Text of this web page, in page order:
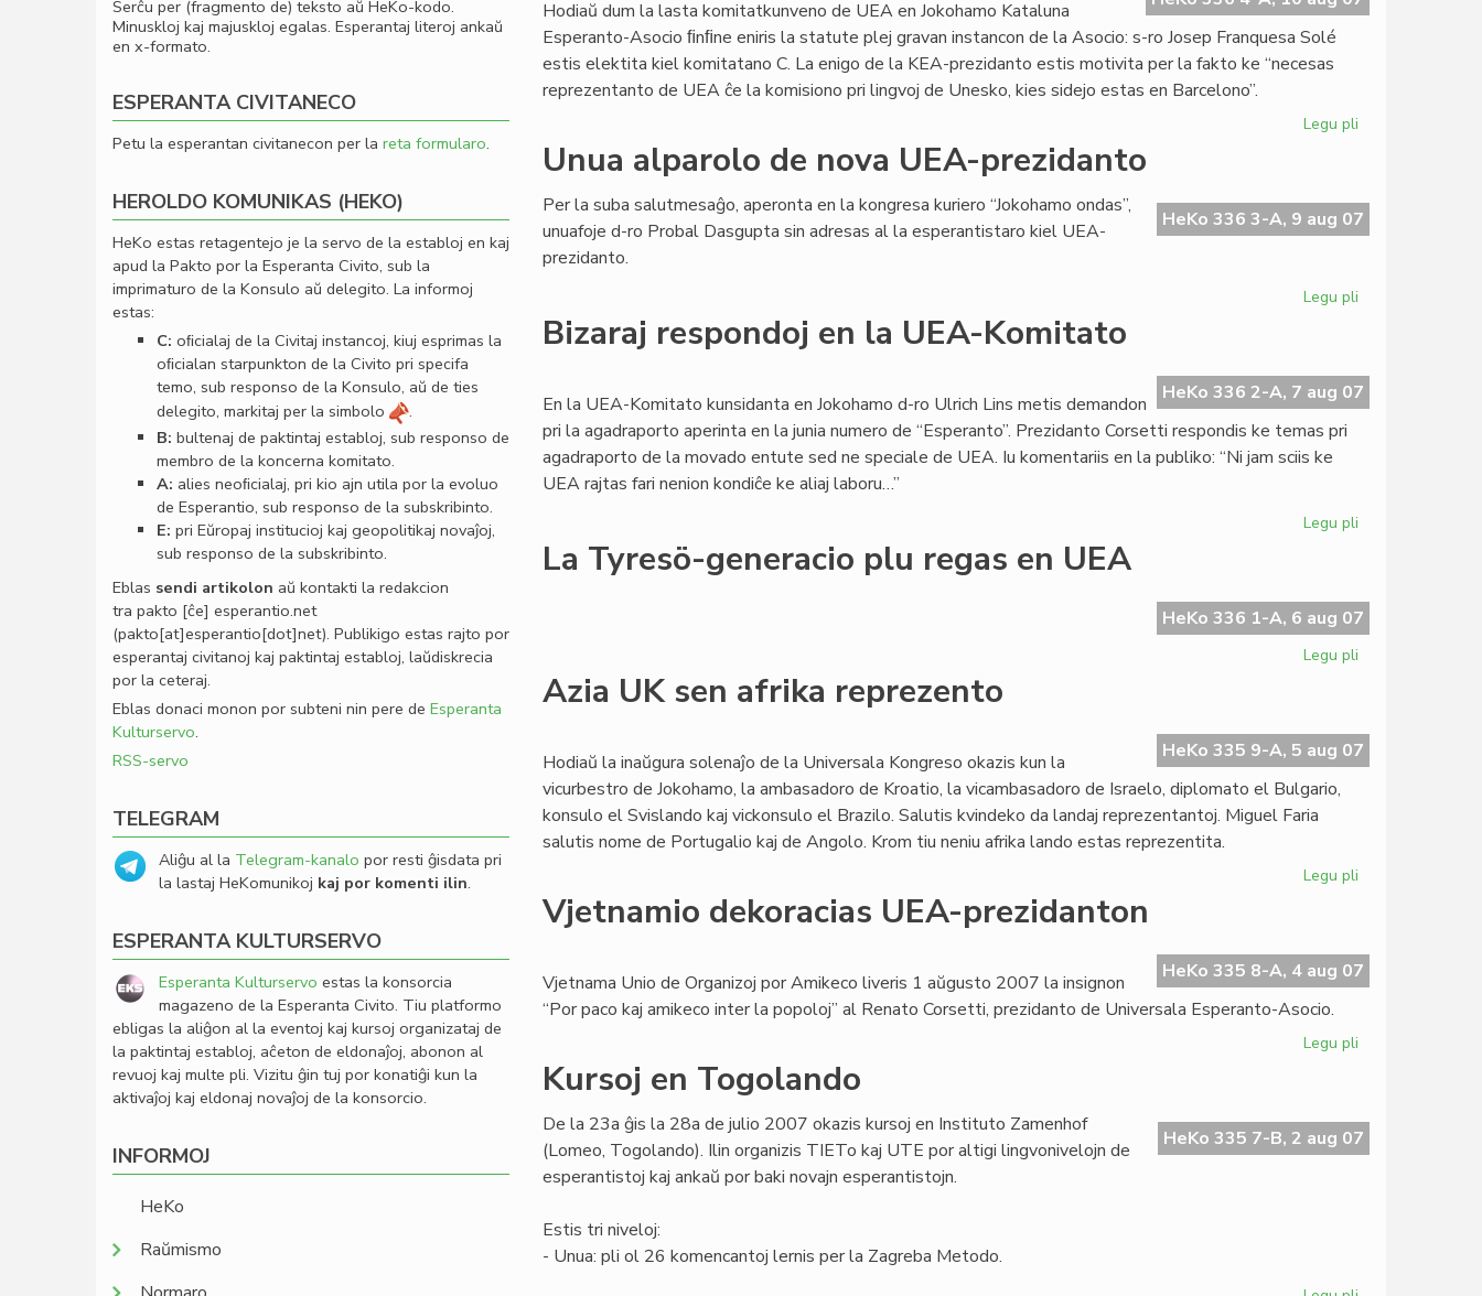
Hodiaŭ dum la lasta komitatkunveno de UEA en Jokohamo Kataluna
Esperanto-Asocio ﬁnﬁne eniris la statute plej gravan instancon de la Asocio: s-ro Josep Franquesa Solé
estis elektita kiel komitatano C. La enigo de la KEA-prezidanto estis motivita per la fakto ke “necesas
reprezentanto de UEA ĉe la komisiono pri lingvoj de Unesko, kies sidejo estas en Barcelono”.
Legu pli
la
celilo
Unua alparolo de nova UEA-prezidanto
HeKo 336 3-A, 9 aug 07
Per la suba salutmesaĝo, aperonta en la kongresa kuriero “Jokohamo ondas”,
unuafoje d-ro Probal Dasgupta sin adresas al la esperantistaro kiel UEA-
prezidanto.
Legu pli
nova
UEA-
Bizaraj respondoj en la UEA-Komitato
HeKo 336 2-A, 7 aug 07
En la UEA-Komitato kunsidanta en Jokohamo d-ro Ulrich Lins metis demandon
pri la agadraporto aperinta en la junia numero de “Esperanto”. Prezidanto Corsetti respondis ke temas pri
agadraporto de la movado entute sed ne speciale de UEA. Iu komentariis en la publiko: “Ni jam sciis ke
UEA rajtas fari nenion kondiĉe ke aliaj laboru…”
Legu pli
la
UEA-
La Tyresö-generacio plu regas en UEA
HeKo 336 1-A, 6 aug 07
Legu pli
plu
regas
Azia UK sen afrika reprezento
HeKo 335 9-A, 5 aug 07
Hodiaŭ la inaŭgura solenaĵo de la Universala Kongreso okazis kun la
vicurbestro de Jokohamo, la ambasadoro de Kroatio, la vicambasadoro de Israelo, diplomato el Bulgario,
konsulo el Svislando kaj vickonsulo el Brazilo. Salutis kvindeko da landaj reprezentantoj. Miguel Faria
salutis nome de Portugalio kaj de Angolo. Krom tiu neniu afrika lando estas reprezentita.
Legu pli
afrika
reprezento
Vjetnamio dekoracias UEA-prezidanton
HeKo 335 8-A, 4 aug 07
Vjetnama Unio de Organizoj por Amikeco liveris 1 aŭgusto 2007 la insignon
“Por paco kaj amikeco inter la popoloj” al Renato Corsetti, prezidanto de Universala Esperanto-Asocio.
Legu pli
prezidanton
Kursoj en Togolando
HeKo 335 7-B, 2 aug 07
De la 23a ĝis la 28a de julio 2007 okazis kursoj en Instituto Zamenhof
(Lomeo, Togolando). Ilin organizis TIETo kaj UTE por altigi lingvonivelojn de
esperantistoj kaj ankaŭ por baki novajn esperantistojn.
Estis tri niveloj:
- Unua: pli ol 26 komencantoj lernis per la Zagreba Metodo.
Serĉu per (fragmento de) teksto aŭ HeKo-kodo.
Minuskloj kaj majuskloj egalas. Esperantaj literoj ankaŭ
en x-formato.
ESPERANTA CIVITANECO
Petu la esperantan civitanecon per la reta formularo.
HEROLDO KOMUNIKAS (HEKO)
HeKo estas retagentejo je la servo de la establoj en kaj
apud la Pakto por la Esperanta Civito, sub la
imprimaturo de la Konsulo aŭ delegito. La informoj
estas:
C: oﬁcialaj de la Civitaj instancoj, kiuj esprimas la
oﬁcialan starpunkton de la Civito pri specifa
temo, sub responso de la Konsulo, aŭ de ties
delegito, markitaj per la simbolo
.
B: bultenaj de paktintaj establoj, sub responso de
membro de la koncerna komitato.
A: alies neoﬁcialaj, pri kio ajn utila por la evoluo
de Esperantio, sub responso de la subskribinto.
E: pri Eŭropaj institucioj kaj geopolitikaj novaĵoj,
sub responso de la subskribinto.
Eblas sendi artikolon aŭ kontakti la redakcion
tra pakto [ĉe] esperantio.net
(pakto[at]esperantio[dot]net). Publikigo estas rajto por
esperantaj civitanoj kaj paktintaj establoj, laŭdiskrecia
por la ceteraj.
Eblas donaci monon por subteni nin pere de Esperanta
Kulturservo.
RSS-servo
TELEGRAM
Aliĝu al la Telegram-kanalo por resti ĝisdata pri
la lastaj HeKomunikoj kaj por komenti ilin.
ESPERANTA KULTURSERVO
Esperanta Kulturservo estas la konsorcia
magazeno de la Esperanta Civito. Tiu platformo
ebligas la aliĝon al la eventoj kaj kursoj organizataj de
la paktintaj establoj, aĉeton de eldonaĵoj, abonon al
revuoj kaj multe pli. Vizitu ĝin tuj por konatiĝi kun la
aktivaĵoj kaj eldonaj novaĵoj de la konsorcio.
INFORMOJ
HeKo
Raŭmismo